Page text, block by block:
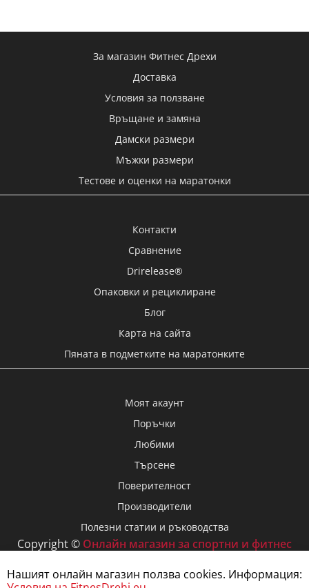
Нашият онлайн магазин ползва cookies. Информация:
За магазин Фитнес Дрехи
Доставка
Условия за ползване
Връщане и замяна
Дамски размери
Мъжки размери
Тестове и оценки на маратонки
Контакти
Сравнение
Drirelease®
Опаковки и рециклиране
Блог
Карта на сайта
Пяната в подметките на маратонките
Моят акаунт
Поръчки
Любими
Търсене
Поверителност
Производители
Полезни статии и ръководства
Copyright © Онлайн магазин за спортни и фитнес